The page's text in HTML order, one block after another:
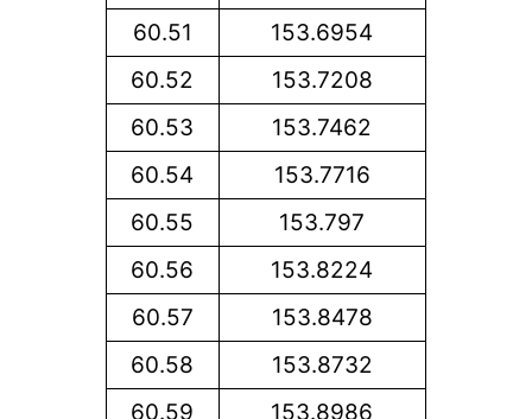
60.51
153.6954
60.52
153.7208
60.53
153.7462
60.54
153.7716
60.55
153.797
60.56
153.8224
60.57
153.8478
60.58
153.8732
60.59
153.8986